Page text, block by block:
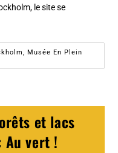
le site se
Musée En Plein
et lacs
Au vert !